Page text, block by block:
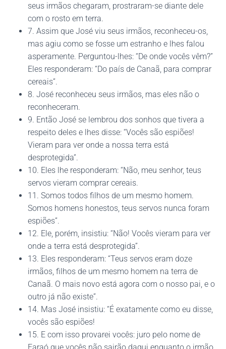
seus irmãos chegaram, prostraram-se diante dele
com o rosto em terra.
7. Assim que José viu seus irmãos, reconheceu-os,
mas agiu como se fosse um estranho e lhes falou
asperamente. Perguntou-lhes: “De onde vocês vêm?”
Eles responderam: “Do país de Canaã, para comprar
cereais”.
8. José reconheceu seus irmãos, mas eles não o
reconheceram.
9. Então José se lembrou dos sonhos que tivera a
respeito deles e lhes disse: “Vocês são espiões!
Vieram para ver onde a nossa terra está
desprotegida”.
10. Eles lhe responderam: “Não, meu senhor, teus
servos vieram comprar cereais.
11. Somos todos filhos de um mesmo homem.
Somos homens honestos, teus servos nunca foram
espiões”.
12. Ele, porém, insistiu: “Não! Vocês vieram para ver
onde a terra está desprotegida”.
13. Eles responderam: “Teus servos eram doze
irmãos, filhos de um mesmo homem na terra de
Canaã. O mais novo está agora com o nosso pai, e o
outro já não existe”.
14. Mas José insistiu: “É exatamente como eu disse,
vocês são espiões!
15. E com isso provarei vocês: juro pelo nome de